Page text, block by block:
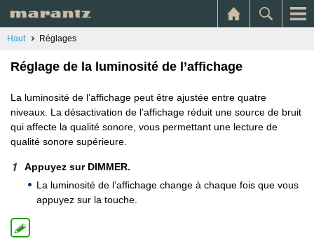
Haut Réglages
Réglage de la luminosité de l’affichage
La luminosité de l’affichage peut être ajustée entre quatre
niveaux. La désactivation de l’affichage réduit une source de bruit
qui affecte la qualité sonore, vous permettant une lecture de
qualité sonore supérieure.
Appuyez sur DIMMER.
La luminosité de l’affichage change à chaque fois que vous
appuyez sur la touche.